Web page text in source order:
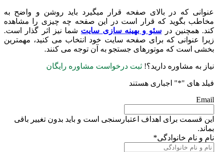
عنوانی که در بالای صفحه قرار میگیرد باید روشن و واضح به
مخاطب بگوید که قرار است در این صفحه چه چیزی را مشاهده
کند. همچنین در سئو و بهینه سازی سایت شما نیز اثر گذار است.
زیرا عنوانی که برای صفحه سایت خود انتخاب می کنید، مهمترین
بخشی است که موتورهای جستجو به آن توجه می کنند.
نیاز به مشاوره دارید؟! ثبت درخواست مشاوره رایگان
فیلد های "*" اجباری هستند
Email
این قسمت برای اهداف اعتبارسنجی است و باید بدون تغییر باقی
بماند.
نام و نام خانوادگی*